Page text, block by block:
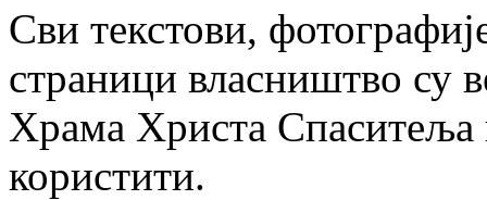
Сви текстови,
страници власништво су
Храма Христа Спаситеља
користити.